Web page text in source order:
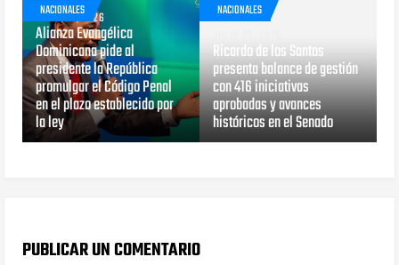
NACIONALES
JULIO 29, 2026
Alianza Evangélica
Dominicana pide al
presidente la República
promulgar el Código Penal
en el plazo establecido por
la ley
NACIONALES
Ricardo de los Santos
presenta balance de gestión
con 416 iniciativas
aprobadas y avances
históricos en el Senado
PUBLICAR UN COMENTARIO